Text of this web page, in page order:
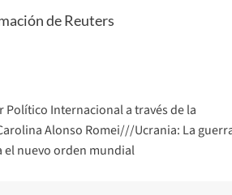
de Reuters
Político Internacional a través de la
Alonso Romei///Ucrania: La
el nuevo orden mundial